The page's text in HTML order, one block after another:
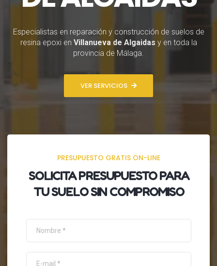
Especialistas en reparación y construcción de suelos de
resina epoxi en Villanueva de Algaidas y en toda la
provincia de Málaga.
VER SERVICIOS
PRESUPUESTO GRATIS ON-LINE
SOLICITAPRESUPUESTOPARA
TU SUELO SIN COMPROMISO